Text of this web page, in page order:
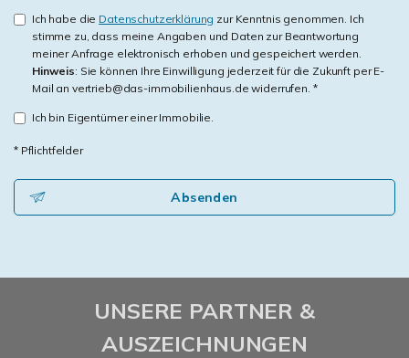
Ich habe die Datenschutzerklärung zur Kenntnis genommen. Ich
stimme zu, dass meine Angaben und Daten zur Beantwortung
meiner Anfrage elektronisch erhoben und gespeichert werden.
Hinweis: Sie können Ihre Einwilligung jederzeit für die Zukunft per E-
Mail an vertrieb@das-immobilienhaus.de widerrufen. *
Ich bin Eigentümer einer Immobilie.
* Pflichtfelder
Absenden
UNSERE PARTNER &
AUSZEICHNUNGEN